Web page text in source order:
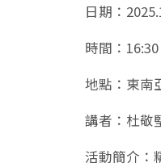
日期：
時間：
地點：東南
講者：杜敬
活動簡介：